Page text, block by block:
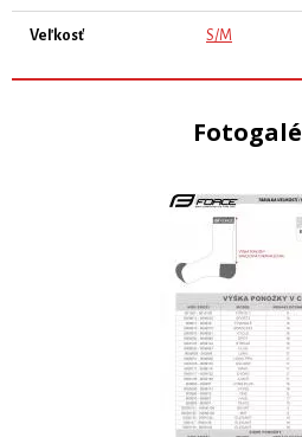
Veľkosť S/M